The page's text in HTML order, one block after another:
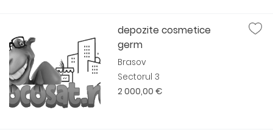
depozite cosmetice
germ
Brasov
Sectorul 3
2 000,00 €